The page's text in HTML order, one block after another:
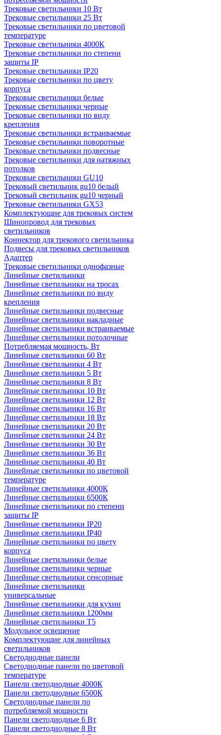
Трековые светильники 10 Вт
Трековые светильники 25 Вт
Трековые светильники по цветовой
температуре
Трековые светильники 4000К
Трековые светильники по степени
защиты IP
Трековые светильники IP20
Трековые светильники по цвету
корпуса
Трековые светильники белые
Трековые светильники черные
Трековые светильники по виду
крепления
Трековые светильники встраиваемые
Трековые светильники поворотные
Трековые светильники подвесные
Трековые светильники для натяжных
потолков
Трековые светильники GU10
Трековый светильник gu10 белый
Трековый светильник gu10 черный
Трековые светильники GX53
Комплектующие для трековых систем
Шинопровод для трековых
светильников
Коннектор для трекового светильника
Подвесы для трековых светильников
Адаптер
Трековые светильники однофазные
Линейные светильники
Линейные светильники на тросах
Линейные светильники по виду
крепления
Линейные светильники подвесные
Линейные светильники накладные
Линейные светильники встраиваемые
Линейные светильники потолочные
Потребляемая мощность, Вт
Линейные светильники 60 Вт
Линейные светильники 4 Вт
Линейные светильники 5 Вт
Линейные светильники 8 Вт
Линейные светильники 10 Вт
Линейные светильники 12 Вт
Линейные светильники 16 Вт
Линейные светильники 18 Вт
Линейные светильники 20 Вт
Линейные светильники 24 Вт
Линейные светильники 30 Вт
Линейные светильники 36 Вт
Линейные светильники 40 Вт
Линейные светильники по цветовой
температуре
Линейные светильники 4000К
Линейные светильники 6500К
Линейные светильники по степени
защиты IP
Линейные светильники IP20
Линейные светильники IP40
Линейные светильники по цвету
корпуса
Линейные светильники белые
Линейные светильники черные
Линейные светильники сенсорные
Линейные светильники
универсальные
Линейные светильники для кухни
Линейные светильники 1200мм
Линейные светильники Т5
Модульное освещение
Комплектующие для линейных
светильников
Светодиодные панели
Светодиодные панели по цветовой
температуре
Панели светодиодные 4000К
Панели светодиодные 6500К
Светодиодные панели по
потребляемой мощности
Панели светодиодные 6 Вт
Панели светодиодные 8 Вт